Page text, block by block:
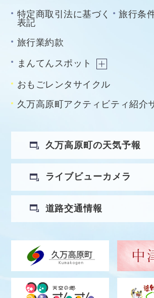
特定商取引法に基づく
表記
旅行条
旅行業約款
まんてんスポット
おもごレンタサイクル
久万高原町アクティビティ紹介
久万高原町の天気予報
ライブビューカメラ
道路交通情報